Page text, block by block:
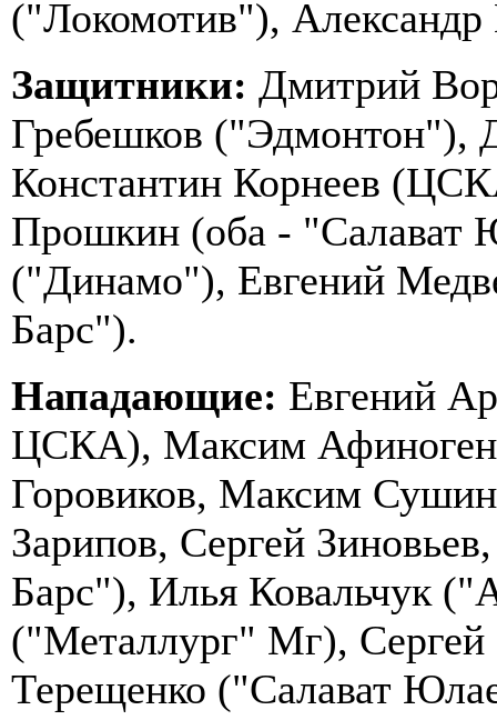
("Локомотив"),
Защитники: Дмитрий
Гребешков ("Эдмонтон"),
Константин Корнеев
Прошкин (оба - "Салават
("Динамо"), Евгений
Барс").
Нападающие: Евгений
ЦСКА), Максим
Горовиков, Максим
Зарипов, Сергей
Барс"), Илья Ковальчук
("Металлург" Мг),
Терещенко ("Салават